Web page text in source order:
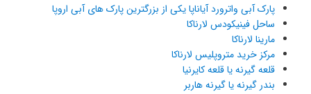
پارک آبی واترورد آیاناپا یکی از بزرگترین پارک های آبی اروپا
ساحل فینیکودس لارناکا
مارینا لارناکا
مرکز خرید متروپلیس لارناکا
قلعه گیرنه یا قلعه کایرنیا
بندر گیرنه یا گیرنه هاربر